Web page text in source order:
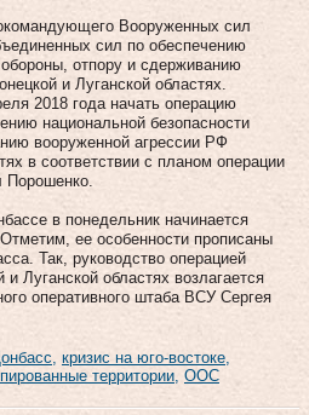
Вооруженных сил
сил по обеспечению
отпору и сдерживанию
и Луганской областях.
2018 года начать операцию
национальной безопасности
вооруженной агрессии РФ
в соответствии с планом операции
в понедельник начинается
ее особенности прописаны
Так, руководство операцией
Луганской областях возлагается
оперативного штаба ВСУ Сергея
кризис на юго-востоке
территории ООС